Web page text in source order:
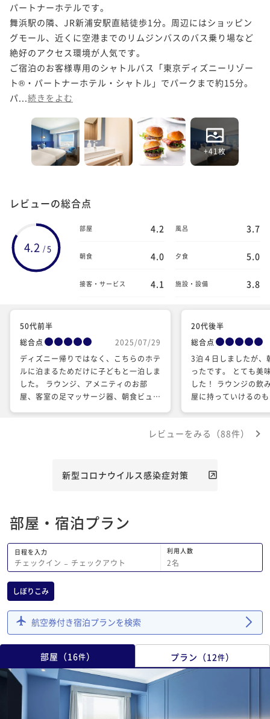
パートナーホテルです。
舞浜駅の隣、JR新浦安駅直結徒歩1分。周辺にはショッピン
グモール、近くに空港までのリムジンバスのバス乗り場など
絶好のアクセス環境が人気です。
ご宿泊のお客様専用のシャトルバス「東京ディズニーリゾー
ト®・パートナーホテル・シャトル」でパークまで約15分。
パ... 続きをよむ
+41枚
レビューの総合点
4.2 /5
部屋 4.2 風呂 3.7
朝食 4.0 夕食 5.0
接客・サービス 4.1 施設・設備 3.8
50代前半
総合点
2025/07/29
ディズニー帰りではなく、こちらのホテ
ルに泊まるためだけに子どもと一泊しま
した。 ラウンジ、アメニティのお部
屋、客室の足マッサージ器、朝食ビュッ
使い捨てでないと不満の声があるようで
20代後半
総合点
3泊４日しましたが、
ったです。 とても美
した！ ラウンジの飲
屋に持っていけるの
レビューをみる（88件）
新型コロナウイルス感染症対策
部屋・宿泊プラン
日程を入力
チェックイン − チェックアウト
利用人数
2名
しぼりこみ
航空券付き宿泊プランを検索
部屋 （16件） プラン （12件）